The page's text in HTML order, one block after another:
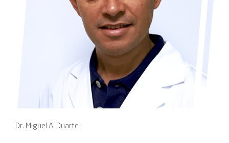
Dr. Miguel A. Duarte